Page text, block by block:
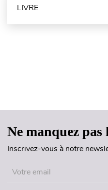
LIVRE
Ne manquez pas
Inscrivez-vous à notre